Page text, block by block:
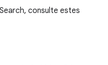
consulte estes